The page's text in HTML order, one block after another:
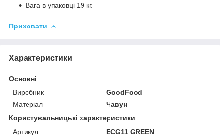
Вага в упаковці 19 кг.
Приховати
Характеристики
Основні
Виробник
GoodFood
Матеріал
Чавун
Користувальницькі характеристики
Артикул
ECG11 GREEN